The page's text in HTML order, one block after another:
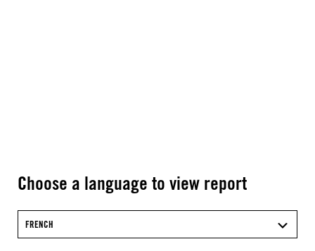
Choose a language to view report
FRENCH